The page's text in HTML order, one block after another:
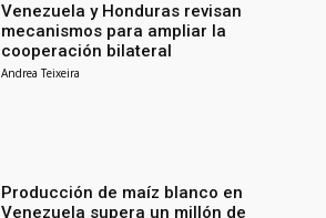
Venezuela y Honduras revisan
mecanismos para ampliar la
cooperación bilateral
Andrea Teixeira
Producción de maíz blanco en
Venezuela supera un millón de